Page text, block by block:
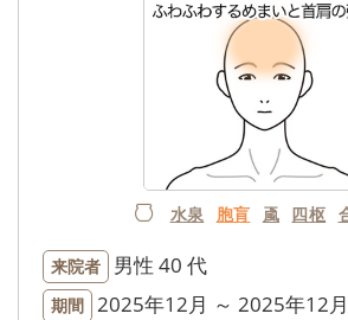
水泉 胞肓 颪 四枢
来院者 男性 40 代
期間 2025年12月 ～ 2025年12月